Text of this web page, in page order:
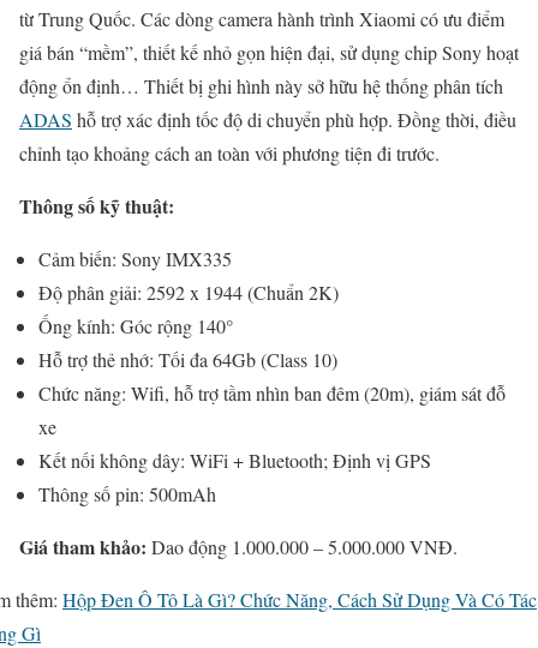
từ Trung Quốc. Các dòng camera hành trình Xiaomi có ưu điểm
giá bán “mềm”, thiết kế nhỏ gọn hiện đại, sử dụng chip Sony hoạt
động ổn định… Thiết bị ghi hình này sở hữu hệ thống phân tích
ADAS hỗ trợ xác định tốc độ di chuyển phù hợp. Đồng thời, điều
chỉnh tạo khoảng cách an toàn với phương tiện đi trước.
Thông số kỹ thuật:
Cảm biến: Sony IMX335
Độ phân giải: 2592 x 1944 (Chuẩn 2K)
Ống kính: Góc rộng 140°
Hỗ trợ thẻ nhớ: Tối đa 64Gb (Class 10)
Chức năng: Wifi, hỗ trợ tầm nhìn ban đêm (20m), giám sát đỗ
xe
Kết nối không dây: WiFi + Bluetooth; Định vị GPS
Thông số pin: 500mAh
Giá tham khảo: Dao động 1.000.000 – 5.000.000 VNĐ.
thêm: Hộp Đen Ô Tô Là Gì? Chức Năng, Cách Sử Dụng Và Có Tác
Gì